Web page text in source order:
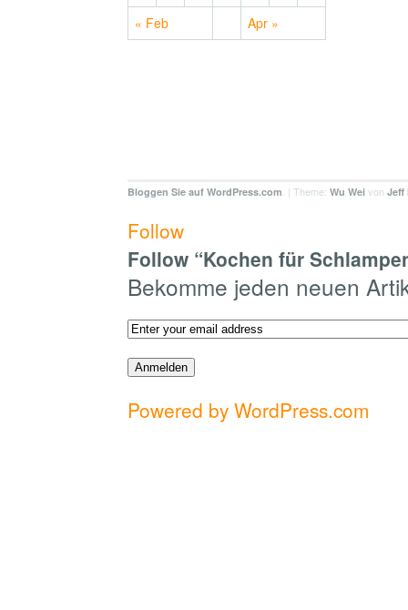
« Feb Apr »
Bloggen Sie auf WordPress.com. | Theme: Wu Wei von Jeff
Follow
Follow “Kochen für
Bekomme jeden neuen
Powered by WordPress.com